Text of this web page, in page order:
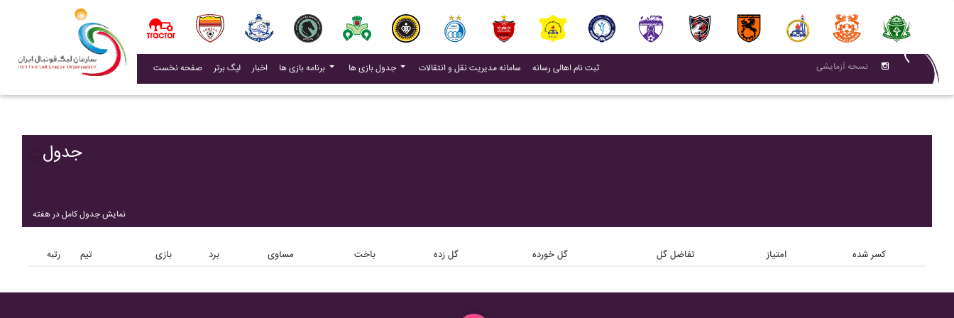
صفحه نخست لیگ برتر اخبار(current) برنامه بازی ها جدول بازی ها سامانه مدیریت نقل و انتقالات (current)
ثبت نام اهالی رسانه(current) نسحه آزمایشی
جدول
نمایش جدول کامل در هفته
رتبه تیم بازی برد مساوی باخت گل زده گل خورده تفاضل گل امتیاز کسر شده